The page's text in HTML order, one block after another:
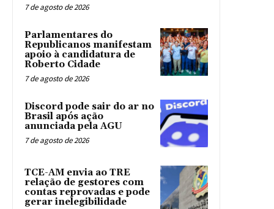
7 de agosto de 2026
Parlamentares do
Republicanos manifestam
apoio à candidatura de
Roberto Cidade
7 de agosto de 2026
Discord pode sair do ar no
Brasil após ação
anunciada pela AGU
7 de agosto de 2026
TCE-AM envia ao TRE
relação de gestores com
contas reprovadas e pode
gerar inelegibilidade